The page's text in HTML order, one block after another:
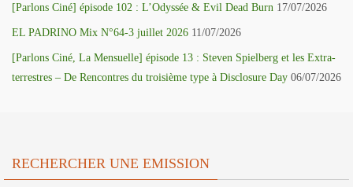
[Parlons Ciné] épisode 102 : L’Odyssée & Evil Dead Burn 17/07/2026
EL PADRINO Mix N°64-3 juillet 2026 11/07/2026
[Parlons Ciné, La Mensuelle] épisode 13 : Steven Spielberg et les Extra-
terrestres – De Rencontres du troisième type à Disclosure Day 06/07/2026
RECHERCHER UNE EMISSION